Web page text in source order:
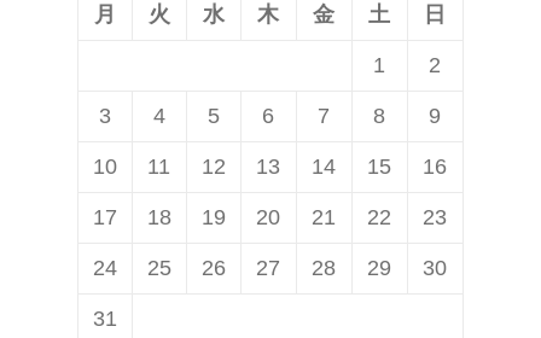
月 火 水 木 金 土 日
1 2
3 4 5 6 7 8 9
10 11 12 13 14 15 16
17 18 19 20 21 22 23
24 25 26 27 28 29 30
31